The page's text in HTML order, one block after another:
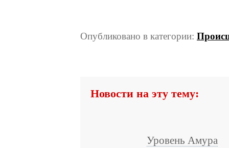
Опубликовано в категории:
Новости на эту тему:
Уровень Амура